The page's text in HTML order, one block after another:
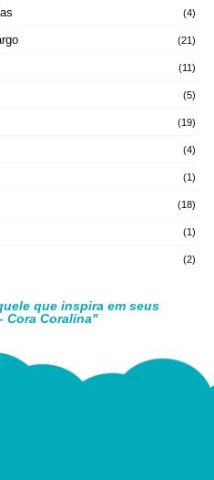
(4)
(21)
(11)
(5)
(19)
(4)
(1)
(18)
(1)
(2)
que inspira em seus
Cora Coralina"